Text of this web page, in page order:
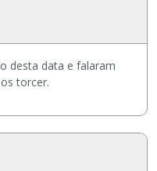
desta data e falaram
torcer.